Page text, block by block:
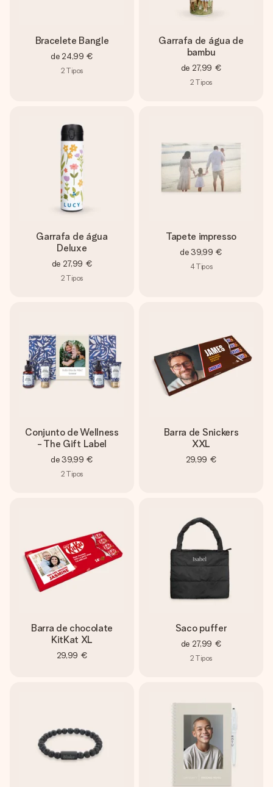
Bracelete Bangle
de 24,99 €
2 Tipos
Garrafa de água de
bambu
de 27,99 €
2 Tipos
Garrafa de água
Deluxe
de 27,99 €
2 Tipos
Tapete impresso
de 39,99 €
4Tipos
Conjunto de Wellness
- The Gift Label
de 39,99 €
2 Tipos
Barra de Snickers
XXL
29,99 €
Barra de chocolate
KitKat XL
29,99 €
Saco puffer
de 27,99 €
2 Tipos